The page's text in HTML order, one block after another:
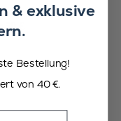
€
& exklusive
Bestellung!
von 40 €.